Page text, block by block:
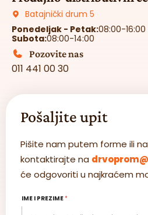
Batajnički drum 5
Ponedeljak - Petak:08:00-16:00
Subota:08:00-14:00
Pozovite nas
011 441 00 30
Pošaljite upit
Pišite nam putem forme ili
kontaktirajte na
će odgovoriti u najkraćem
IME I PREZIME*